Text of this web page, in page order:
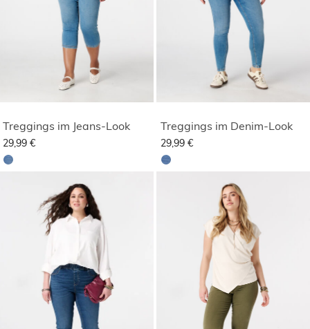
Treggings im Jeans-Look
29,99 €
Treggings im Denim-Look
29,99 €